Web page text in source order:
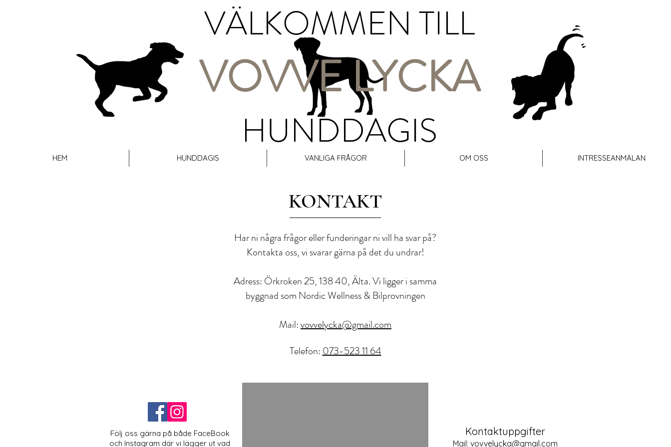
HEM HUNDDAGIS VANLIGA FRÅGOR OM OSS INTRESSEANMÄLAN
VÄLKOMMEN TILL
VOVVE LYCKA
HUNDDAGIS
KONTAKT
Har ni några frågor eller funderingar ni vill ha svar på?
Kontakta oss, vi svarar gärna på det du undrar!
Adress: Örkroken 25, 138 40, Älta. Vi ligger i samma
byggnad som Nordic Wellness & Bilprovningen
Mail:vovvelycka@gmail.com
Telefon:073-523 11 64
Följ oss gärna på både FaceBook
och Instagram där vi lägger ut vad
Kontaktuppgifter
Mail: vovvelycka@gmail.com